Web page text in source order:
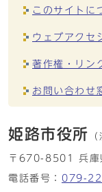
このサイトに
ウェブアクセ
著作権・リン
お問い合わせ
姫路市役所
〒670-8501 兵庫
電話番号： 079-